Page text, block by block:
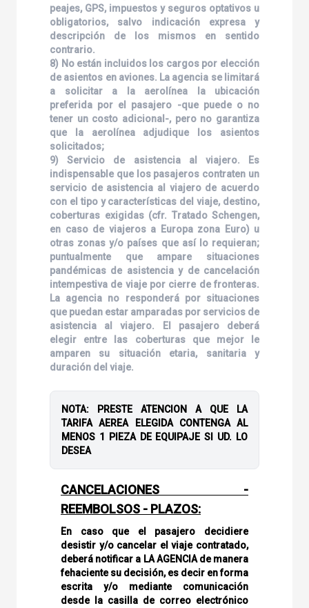
peajes, GPS, impuestos y seguros optativos u
obligatorios, salvo indicación expresa y
descripción de los mismos en sentido
contrario.
8) No están incluidos los cargos por elección
de asientos en aviones. La agencia se limitará
a solicitar a la aerolínea la ubicación
preferida por el pasajero -que puede o no
tener un costo adicional-, pero no garantiza
que la aerolínea adjudique los asientos
solicitados;
9) Servicio de asistencia al viajero. Es
indispensable que los pasajeros contraten un
servicio de asistencia al viajero de acuerdo
con el tipo y características del viaje, destino,
coberturas exigidas (cfr. Tratado Schengen,
en caso de viajeros a Europa zona Euro) u
otras zonas y/o países que así lo requieran;
puntualmente que ampare situaciones
pandémicas de asistencia y de cancelación
intempestiva de viaje por cierre de fronteras.
La agencia no responderá por situaciones
que puedan estar amparadas por servicios de
asistencia al viajero. El pasajero deberá
elegir entre las coberturas que mejor le
amparen su situación etaria, sanitaria y
duración del viaje.
NOTA: PRESTE ATENCION A QUE LA
TARIFA AEREA ELEGIDA CONTENGA AL
MENOS 1 PIEZA DE EQUIPAJE SI UD. LO
DESEA
CANCELACIONES -
REEMBOLSOS - PLAZOS:
En caso que el pasajero decidiere
desistir y/o cancelar el viaje contratado,
deberá notificar a LA AGENCIA de manera
fehaciente su decisión, es decir en forma
escrita y/o mediante comunicación
desde la casilla de correo electrónico